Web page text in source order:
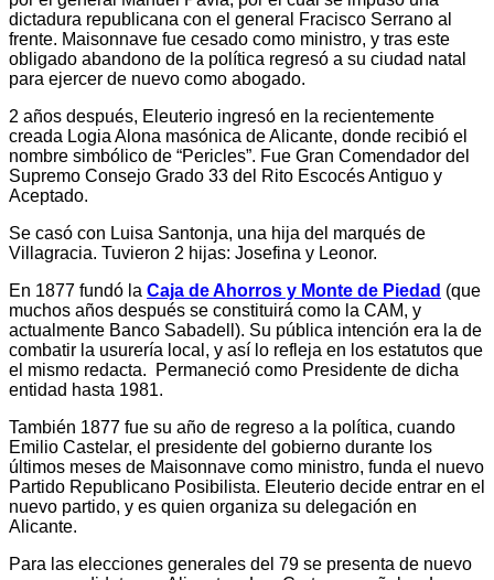
dictadura republicana con el general Fracisco Serrano al
frente. Maisonnave fue cesado como ministro, y tras este
obligado abandono de la política regresó a su ciudad natal
para ejercer de nuevo como abogado.
2 años después, Eleuterio ingresó en la recientemente
creada Logia Alona masónica de Alicante, donde recibió el
nombre simbólico de “Pericles”. Fue Gran Comendador del
Supremo Consejo Grado 33 del Rito Escocés Antiguo y
Aceptado.
Se casó con Luisa Santonja, una hija del marqués de
Villagracia. Tuvieron 2 hijas: Josefina y Leonor.
En 1877 fundó la Caja de Ahorros y Monte de Piedad (que
muchos años después se constituirá como la CAM, y
actualmente Banco Sabadell). Su pública intención era la de
combatir la usurería local, y así lo refleja en los estatutos que
el mismo redacta. Permaneció como Presidente de dicha
entidad hasta 1981.
También 1877 fue su año de regreso a la política, cuando
Emilio Castelar, el presidente del gobierno durante los
últimos meses de Maisonnave como ministro, funda el nuevo
Partido Republicano Posibilista. Eleuterio decide entrar en el
nuevo partido, y es quien organiza su delegación en
Alicante.
Para las elecciones generales del 79 se presenta de nuevo